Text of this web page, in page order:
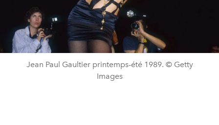
Jean Paul Gaultier printemps-été 1989. © Getty
Images